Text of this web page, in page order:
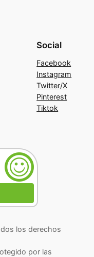
Social
Facebook
Instagram
Twitter/X
Pinterest
Tiktok
los derechos
por las